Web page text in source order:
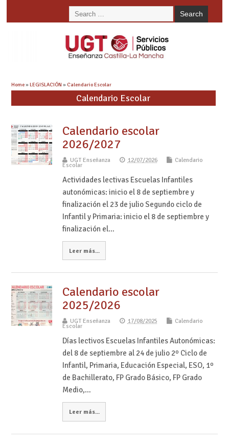
Home»LEGISLACIÓN » Calendario Escolar
Calendario Escolar
Calendario escolar
2026/2027
UGT Enseñanza 12/07/2026 Calendario
Escolar
Actividades lectivas Escuelas Infantiles
autonómicas: inicio el 8 de septiembre y
finalización el 23 de julio Segundo ciclo de
Infantil y Primaria: inicio el 8 de septiembre y
finalización el…
Leer más...
Calendario escolar
2025/2026
UGT Enseñanza 17/08/2025 Calendario
Escolar
Días lectivos Escuelas Infantiles Autonómicas:
del 8 de septiembre al 24 de julio 2º Ciclo de
Infantil, Primaria, Educación Especial, ESO, 1º
de Bachillerato, FP Grado Básico, FP Grado
Medio,…
Leer más...